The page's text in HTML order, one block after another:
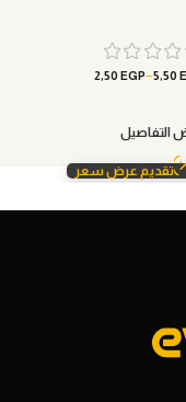
2,50 EGP–5,50
التفاصيل
تقديم عرض سعر